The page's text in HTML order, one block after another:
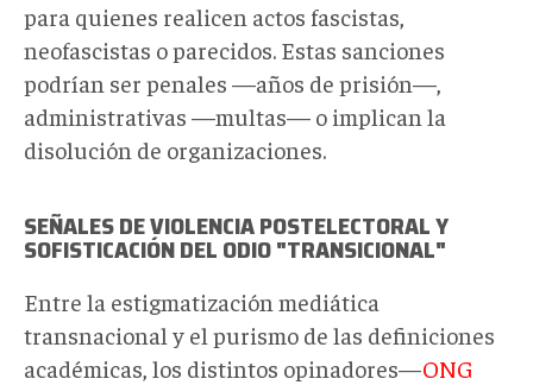
para quienes realicen actos fascistas,
neofascistas o parecidos. Estas sanciones
podrían ser penales —años de prisión—,
administrativas —multas— o implican la
disolución de organizaciones.
SEÑALES DE VIOLENCIA POSTELECTORAL Y
SOFISTICACIÓN DEL ODIO "TRANSICIONAL"
Entre la estigmatización mediática
transnacional y el purismo de las definiciones
académicas, los distintos opinadores—ONG